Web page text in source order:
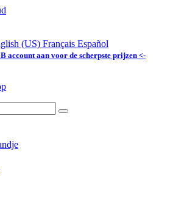
(US) Français Español
account aan voor de scherpste prijzen <-